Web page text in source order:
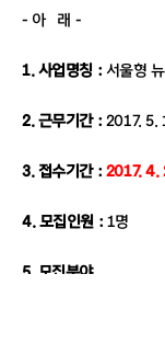
- 아 래 -
1. 사업명칭 : 서울형
2. 근무기간 : 2017. 5.
3. 접수기간 : 2017. 4.
4. 모집인원 : 1명
5. 모집분야